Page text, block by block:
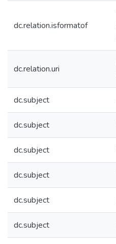
dc.relation.isformatof
dc.relation.uri
dc.subject
dc.subject
dc.subject
dc.subject
dc.subject
dc.subject